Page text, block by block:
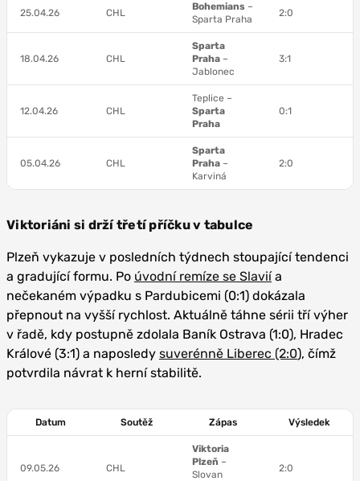
25.04.26 CHL
Bohemians –
Sparta Praha
2:0
18.04.26 CHL
Sparta
Praha –
Jablonec
3:1
12.04.26 CHL
Teplice –
Sparta
Praha
0:1
05.04.26 CHL
Sparta
Praha –
Karviná
2:0
Viktoriáni si drží třetí příčku v tabulce
Plzeň vykazuje v posledních týdnech stoupající tendenci
a gradující formu. Po úvodní remíze se Slaviía
nečekaném výpadku s Pardubicemi (0:1) dokázala
přepnout na vyšší rychlost. Aktuálně táhne sérii tří výher
v řadě, kdy postupně zdolala Baník Ostrava (1:0), Hradec
Králové (3:1) a naposledy suverénně Liberec (2:0), čímž
potvrdila návrat k herní stabilitě.
Datum Soutěž Zápas Výsledek
09.05.26 CHL
Viktoria
Plzeň –
Slovan
2:0